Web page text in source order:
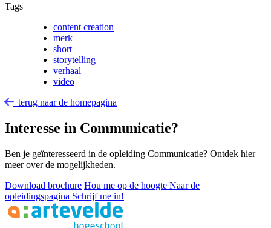
Tags
content creation
merk
short
storytelling
verhaal
video
terug naar de homepagina
Interesse in Communicatie?
Ben je geïnteresseerd in de opleiding Communicatie? Ontdek hier
meer over de mogelijkheden.
Download brochure Hou me op de hoogte Naar de
opleidingspagina Schrijf me in!
Footer